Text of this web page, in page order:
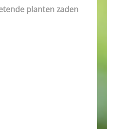
planten zaden